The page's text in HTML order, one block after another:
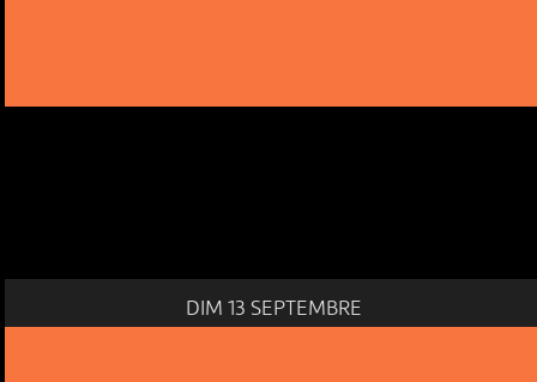
DIM 13 SEPTEMBRE